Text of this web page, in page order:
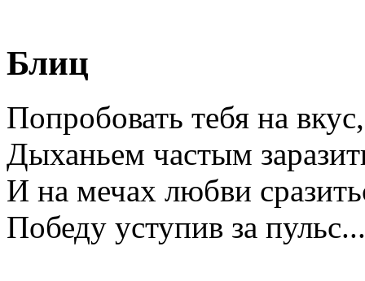
Блиц
Попробовать тебя на вкус,
Дыханьем частым
И на мечах любви
Победу уступив за пульс...